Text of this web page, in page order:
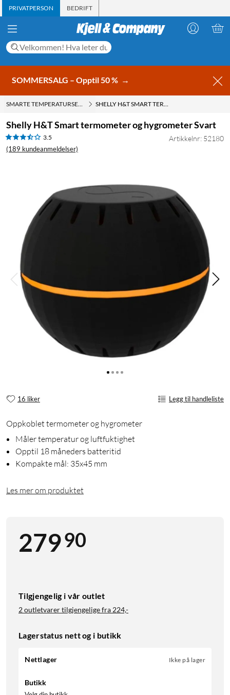
PRIVATPERSON BEDRIFT
SOMMERSALG – Opptil 50 % →
SMARTE TEMPERATURSENSOR SHELLY H&T SMART TERMOMETER OG HYGROMETER SVART
Shelly H&T Smart termometer og hygrometer Svart
3.5
(189 kundeanmeldelser)
Artikkelnr: 52180
16 liker Legg til handleliste
Oppkoblet termometer og hygrometer
Måler temperatur og luftfuktighet
Opptil 18 måneders batteritid
Kompakte mål: 35x45 mm
Les mer om produktet
27990
Tilgjengelig i vår outlet
2 outletvarer tilgjengelige fra224,-
Lagerstatus nett og i butikk
Nettlager Ikke på lager
Butikk